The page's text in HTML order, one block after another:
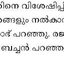
പറഞ്ഞു.
ബച്ചൻ